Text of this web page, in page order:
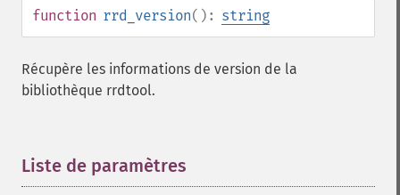
function rrd_version(): string
Récupère les informations de version de la
bibliothèque rrdtool.
Liste de paramètres